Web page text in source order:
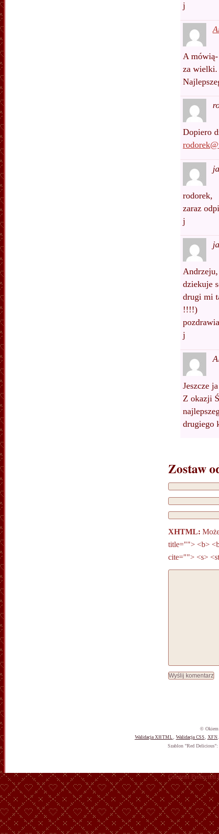
j
A
za wielki.
Dopiero
rodorek,
zaraz
j
Andrzeju,
dziekuje
drugi mi
!!!!)
j
Jeszcze
Z okazji
drugiego
Zostaw
XHTML:
title=""> <b>
cite=""> <s>
© Okiem
Walidacja XHTML , Walidacja CSS, XFN
Szablon "Red Delicious":
Content Protected